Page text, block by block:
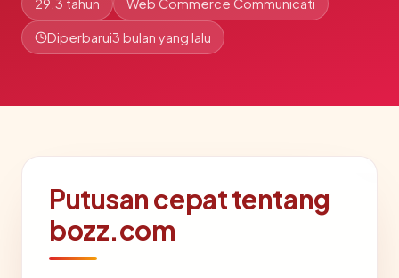
29.3 tahun Web Commerce Communicati
Diperbarui3 bulan yang lalu
Putusan cepat tentang
bozz.com